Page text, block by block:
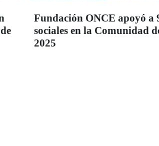
Fundación ONCE apoyó a
sociales en la Comunidad
2025